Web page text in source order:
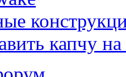
капчу